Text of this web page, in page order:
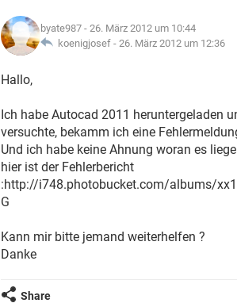
byate987 - 26. März 2012 um 10:44
koenigjosef - 26. März 2012 um 12:36
Hallo,
Ich habe Autocad 2011 heruntergeladen
versuchte, bekamm ich eine
Und ich habe keine Ahnung woran es
hier ist der Fehlerbericht
:http://i748.photobucket.com/
G
Kann mir bitte jemand weiterhelfen ?
Danke
Share